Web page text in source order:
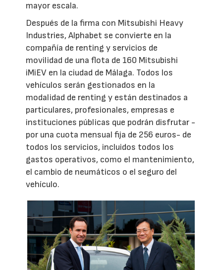
mayor escala.
Después de la firma con Mitsubishi Heavy
Industries, Alphabet se convierte en la
compañía de renting y servicios de
movilidad de una flota de 160 Mitsubishi
iMiEV en la ciudad de Málaga. Todos los
vehículos serán gestionados en la
modalidad de renting y están destinados a
particulares, profesionales, empresas e
instituciones públicas que podrán disfrutar -
por una cuota mensual fija de 256 euros- de
todos los servicios, incluidos todos los
gastos operativos, como el mantenimiento,
el cambio de neumáticos o el seguro del
vehículo.